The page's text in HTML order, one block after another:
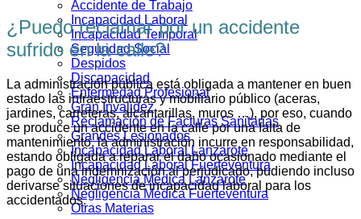
Accidente de Trabajo
Incapacidad Laboral
Incapacidad Temporal
Seguridad Social
Despidos
Discapacidad
Enfermedad Profesional
Gran Invalidez
Reclamación de Facturas Sanitarias
Grandes Lesionados
Incapacidad Laboral Lanzarote
Incapacidad Laboral Fuerteventura
Negligencia Médica Lanzarote
Negligencia Médica Fuerteventura
Otras Materias
¿Puedo reclamar por un accidente
sufrido en la calle?
La administración pública está obligada a mantener en buen
estado las infraestructuras y mobiliario público (aceras,
jardines, carreteras, alcantarillas, muros …), por eso, cuando
se produce un accidente en la calle por una falta de
mantenimiento, la administración incurre en responsabilidad,
estando obligada a reparar el daño ocasionado mediante el
pago de una indemnización al perjudicado, pudiendo incluso
derivarse situaciones de incapacidad laboral para los
accidentados.